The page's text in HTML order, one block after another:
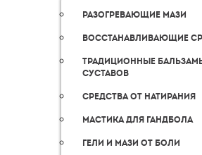
Разогревающие мази
Восстанавливающие
Традиционные
суставов
Средства от натирания
Мастика для гандбола
Гели и мази от боли